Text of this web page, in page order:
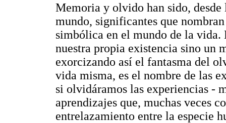
Memoria y olvido han sido, desde
mundo, significantes que
simbólica en el mundo de la vida.
nuestra propia existencia sino un
exorcizando así el fantasma del
vida misma, es el nombre de las
si olvidáramos las experiencias -
aprendizajes que, muchas veces
entrelazamiento entre la especie